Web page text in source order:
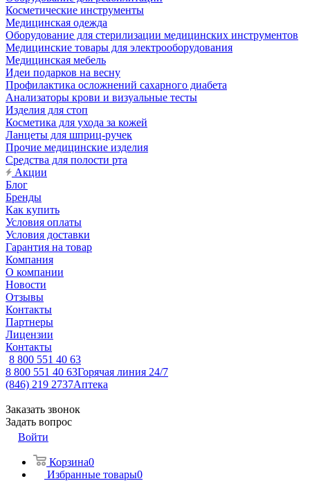
Косметические инструменты
Медицинская одежда
Оборудование для стерилизации медицинских инструментов
Медицинские товары для электрооборудования
Медицинская мебель
Идеи подарков на весну
Профилактика осложнений сахарного диабета
Анализаторы крови и визуальные тесты
Изделия для стоп
Косметика для ухода за кожей
Ланцеты для шприц-ручек
Прочие медицинские изделия
Средства для полости рта
Акции
Блог
Бренды
Как купить
Условия оплаты
Условия доставки
Гарантия на товар
Компания
О компании
Новости
Отзывы
Контакты
Партнеры
Лицензии
Контакты
8 800 551 40 63
8 800 551 40 63Горячая линия 24/7
(846) 219 2737Аптека
Заказать звонок
Задать вопрос
Войти
Корзина0
Избранные товары0